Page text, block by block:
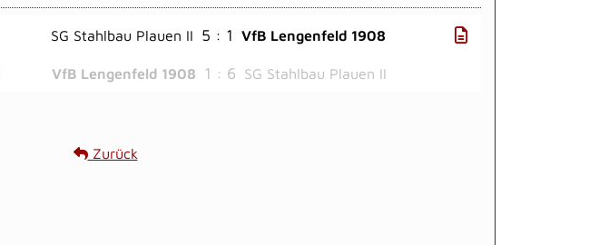
SG Stahlbau Plauen II 5 : 1 VfB Lengenfeld 1908
VfB Lengenfeld 1908 1 : 6 SG Stahlbau Plauen II
Zurück